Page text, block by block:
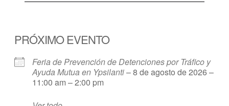
PRÓXIMO EVENTO
Feria de Prevención de Detenciones por Tráfico y
Ayuda Mutua en Ypsilanti– 8 de agosto de 2026 –
11:00 am – 2:00 pm